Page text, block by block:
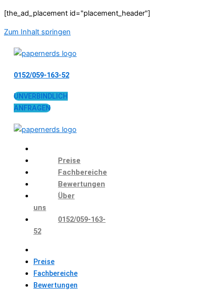
[the_ad_placement id="placement_header"]
Zum Inhalt springen
0152/059-163-52
UNVERBINDLICH
ANFRAGEN
Preise
Fachbereiche
Bewertungen
Über
uns
0152/059-163-
52
Preise
Fachbereiche
Bewertungen